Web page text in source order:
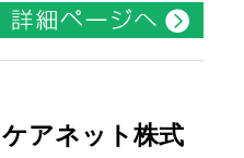
アネット株式